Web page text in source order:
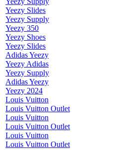
Yeezy Slides
Yeezy Supply
Yeezy 350
Yeezy Shoes
Yeezy Slides
Adidas Yeezy
Yeezy Adidas
Yeezy Supply
Adidas Yeezy
Yeezy 2024
Louis Vuitton
Louis Vuitton Outlet
Louis Vuitton
Louis Vuitton Outlet
Louis Vuitton
Louis Vuitton Outlet